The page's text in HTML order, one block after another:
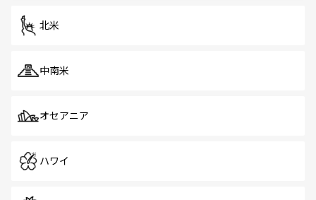
北米
中南米
オセアニア
ハワイ